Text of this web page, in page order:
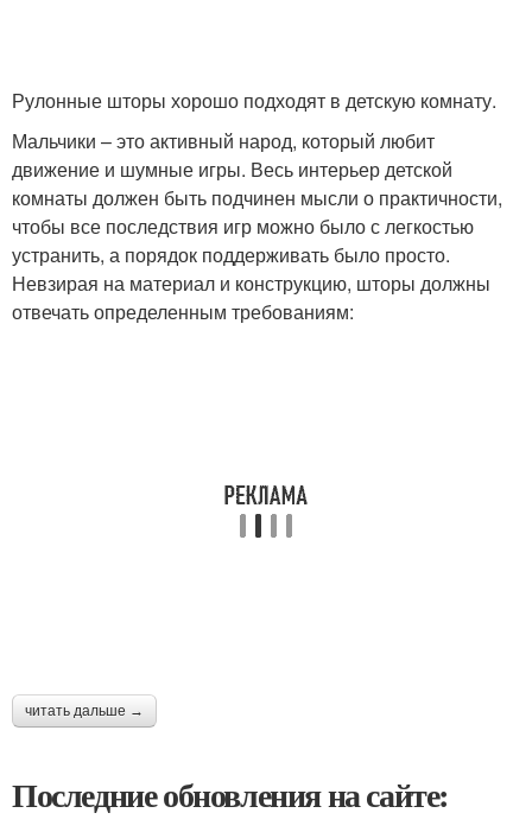
Рулонные шторы хорошо подходят в детскую комнату.
Мальчики – это активный народ, который любит
движение и шумные игры. Весь интерьер детской
комнаты должен быть подчинен мысли о практичности,
чтобы все последствия игр можно было с легкостью
устранить, а порядок поддерживать было просто.
Невзирая на материал и конструкцию, шторы должны
отвечать определенным требованиям:
читать дальше →
Последние обновления на сайте: